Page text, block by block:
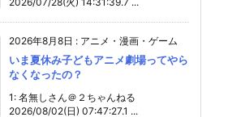
2026年8月8日 : アニメ・漫画・ゲーム
いま夏休み子どもアニメ劇場ってやら
なくなったの？
1: 名無しさん＠２ちゃんねる
2026/08/02(日) 07:47:27.1 ...